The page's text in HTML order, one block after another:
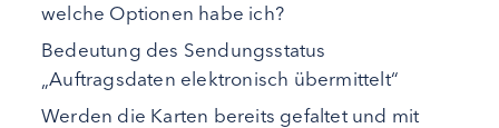
welche Optionen habe ich?
Bedeutung des Sendungsstatus
„Auftragsdaten elektronisch übermittelt“
Werden die Karten bereits gefaltet und mit